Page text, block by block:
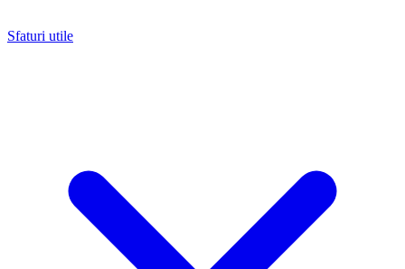
Sfaturi utile